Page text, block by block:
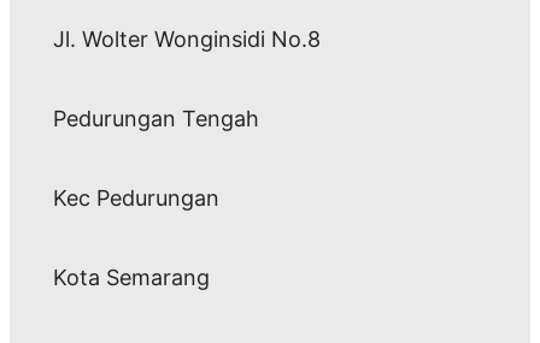
Jl. Wolter Wonginsidi No.8
Pedurungan Tengah
Kec Pedurungan
Kota Semarang